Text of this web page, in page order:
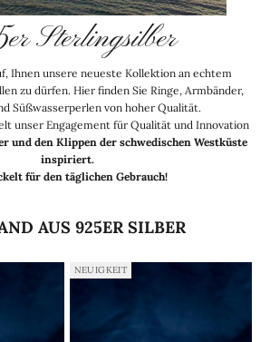
Sterlingsilber
Ihnen unsere neueste Kollektion an echtem
zu dürfen. Hier finden Sie Ringe, Armbänder,
Süßwasserperlen von hoher Qualität.
unser Engagement für Qualität und Innovation
und den Klippen der schwedischen Westküste
inspiriert.
für den täglichen Gebrauch!
AUS 925ER SILBER
NEUIGKEIT